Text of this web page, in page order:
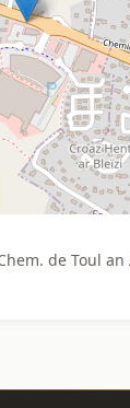
de Toul